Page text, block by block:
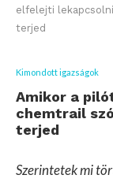
elfelejti
terjed
Kimondott igazságok
Amikor a
chemtrail
terjed
Szerintetek mi